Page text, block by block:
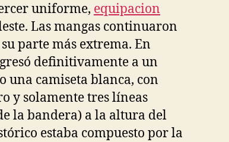
uniforme, equipacion
Las mangas continuaron
parte más extrema. En
definitivamente a un
una camiseta blanca, con
y solamente tres líneas
la bandera) a la altura del
estaba compuesto por la